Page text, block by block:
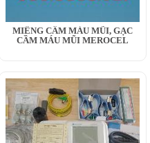
MIẾNG CẦM MÁU MŨI, GẠC
CẦM MÁU MŨI MEROCEL